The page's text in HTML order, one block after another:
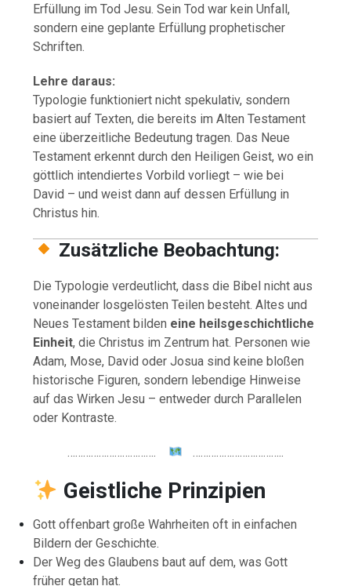
Erfüllung im Tod Jesu. Sein Tod war kein Unfall,
sondern eine geplante Erfüllung prophetischer
Schriften.
Lehre daraus:
Typologie funktioniert nicht spekulativ, sondern
basiert auf Texten, die bereits im Alten Testament
eine überzeitliche Bedeutung tragen. Das Neue
Testament erkennt durch den Heiligen Geist, wo ein
göttlich intendiertes Vorbild vorliegt – wie bei
David – und weist dann auf dessen Erfüllung in
Christus hin.
Zusätzliche Beobachtung:
Die Typologie verdeutlicht, dass die Bibel nicht aus
voneinander losgelösten Teilen besteht. Altes und
Neues Testament bilden eine heilsgeschichtliche
Einheit, die Christus im Zentrum hat. Personen wie
Adam, Mose, David oder Josua sind keine bloßen
historische Figuren, sondern lebendige Hinweise
auf das Wirken Jesu – entweder durch Parallelen
oder Kontraste.
……………………………. ……………………………..
Geistliche Prinzipien
Gott offenbart große Wahrheiten oft in einfachen
Bildern der Geschichte.
Der Weg des Glaubens baut auf dem, was Gott
früher getan hat.